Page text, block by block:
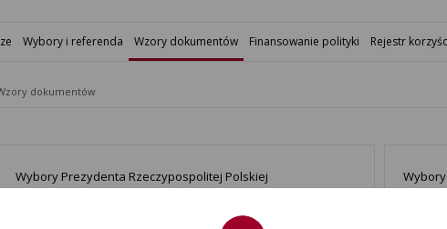
Wybory i referenda Wzory dokumentów Finansowanie polityki Rejestr
dokumentów
Wybory Prezydenta Rzeczypospolitej Polskiej